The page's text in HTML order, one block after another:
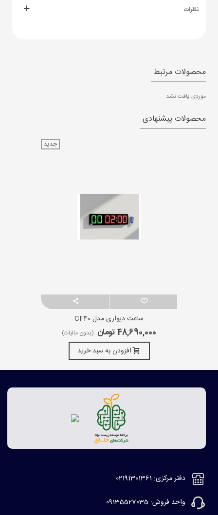
نظرات
محصولات مرتبط
موردی یافت نشد
محصولات پیشنهادی
جدید
ساعت دیواری مدل CF40
48,690,000 تومان (بدون مالیات)
افزودن به سبد خرید
دفتر مرکزی: 02191301361
واحد فروش: 09135527035